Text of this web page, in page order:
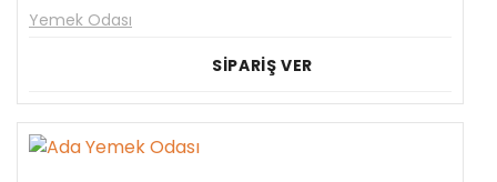
Yemek Odası
SİPARİŞ VER